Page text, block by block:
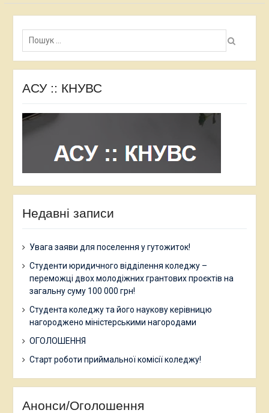
Пошук:
АСУ :: КНУВС
Недавні записи
Увага заяви для поселення у гутожиток!
Студенти юридичного відділення коледжу –
переможці двох молодіжних грантових проєктів на
загальну суму 100 000 грн!
Студента коледжу та його наукову керівницю
нагороджено міністерськими нагородами
ОГОЛОШЕННЯ
Старт роботи приймальної комісії коледжу!
Анонси/Оголошення